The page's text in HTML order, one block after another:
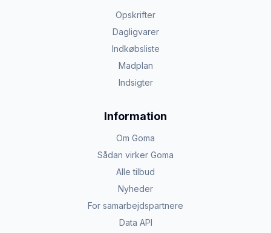
Opskrifter
Dagligvarer
Indkøbsliste
Madplan
Indsigter
Information
Om Goma
Sådan virker Goma
Alle tilbud
Nyheder
For samarbejdspartnere
Data API